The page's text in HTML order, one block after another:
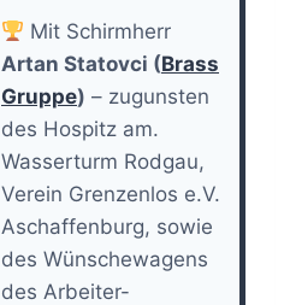
Mit Schirmherr
Artan Statovci (Brass
Gruppe) – zugunsten
des Hospitz am.
Wasserturm Rodgau,
Verein Grenzenlos e.V.
Aschaffenburg, sowie
des Wünschewagens
des Arbeiter-